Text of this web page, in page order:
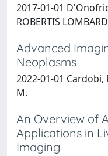
2017-01-01
ROBERTIS
Advanced
Neoplasms
2022-01-01
M.
An Overview of
Applications in
Imaging